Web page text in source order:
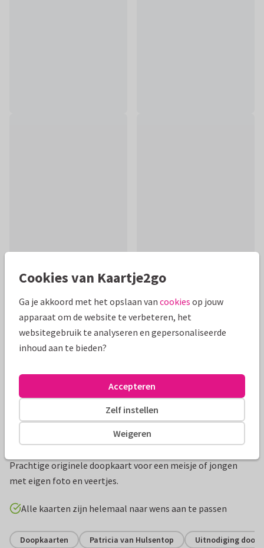
Mooie extra's bij je kaart
Productinformatie
Prachtige originele doopkaart voor een meisje of jongen
met eigen foto en veertjes.
Alle kaarten zijn helemaal naar wens aan te passen
Doopkaarten Patricia van Hulsentop Uitnodiging
Cookies van Kaartje2go
Ga je akkoord met het opslaan van cookies op jouw
apparaat om de website te verbeteren, het
websitegebruik te analyseren en gepersonaliseerde
inhoud aan te bieden?
Weigeren
Zelf instellen
Accepteren